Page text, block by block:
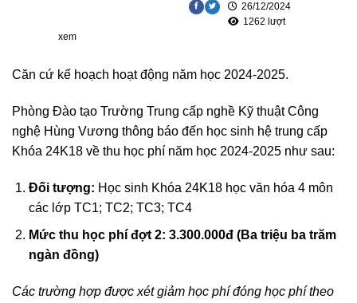
26/12/2024
1262 lượt
xem
Căn cứ kế hoạch hoạt động năm học 2024-2025.
Phòng Đào tạo Trường Trung cấp nghề Kỹ thuật Công
nghệ Hùng Vương thông báo đến học sinh hệ trung cấp
Khóa 24K18 về thu học phí năm học 2024-2025 như sau:
Đối tượng: Học sinh Khóa 24K18 học văn hóa 4 môn
các lớp TC1; TC2; TC3; TC4
Mức thu học phí đợt 2: 3.300.000đ (Ba triệu ba trăm
ngàn đồng)
Các trường hợp được xét giảm học phí đóng học phí theo